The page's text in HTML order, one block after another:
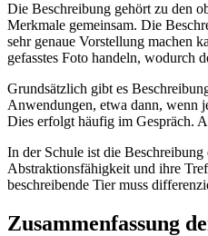
Die Beschreibung gehört zu den
Merkmale gemeinsam. Die
sehr genaue Vorstellung machen
gefasstes Foto handeln, wodurch
Grundsätzlich gibt es
Anwendungen, etwa dann, wenn
Dies erfolgt häufig im Gespräch.
In der Schule ist die
Abstraktionsfähigkeit und ihre
beschreibende Tier muss
Zusammenfassung